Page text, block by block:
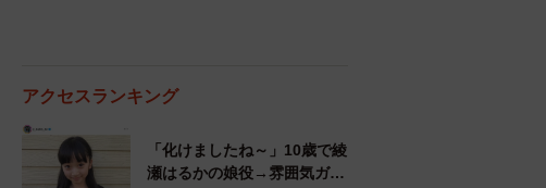
アクセスランキング
「化けましたね～」10歳で綾
瀬はるかの娘役→雰囲気ガラ